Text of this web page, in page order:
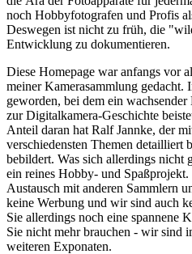
noch Hobbyfotografen und Profis
Deswegen ist nicht zu früh, die
Entwicklung zu dokumentieren.
Diese Homepage war anfangs vor
meiner Kamerasammlung gedacht.
geworden, bei dem ein
zur Digitalkamera-Geschichte
Anteil daran hat Ralf Jannke, der
verschiedensten Themen detailliert
bebildert. Was sich allerdings nicht
ein reines Hobby- und
Austausch mit anderen Sammlern
keine Werbung und wir sind auch
Sie allerdings noch eine spannene
Sie nicht mehr brauchen - wir sind
weiteren Exponaten.